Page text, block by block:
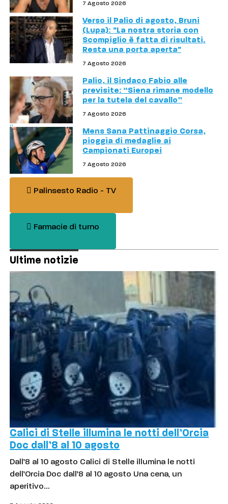
7 Agosto 2026
Verso il Palio di agosto, Bruni
(Lupa): "La nostra storia con
Scompiglio è fatta di risultati.
Resta una porta aperta"
7 Agosto 2026
Palio, il Sindaco Fabio alle
previsite: “Siena rimane modello
per la tutela del cavallo”
7 Agosto 2026
Mens Sana Pattinaggio Corsa,
pioggia di medaglie ai
Campionati Europei
7 Agosto 2026
Palinsesto Radio - TV
Farmacie di turno
Ultime notizie
Calici di Stelle illumina le notti dell’Orcia
Doc dall’8 al 10 agosto
Dall’8 al 10 agosto Calici di Stelle illumina le notti
dell’Orcia Doc dall’8 al 10 agosto Una cena, un
aperitivo…